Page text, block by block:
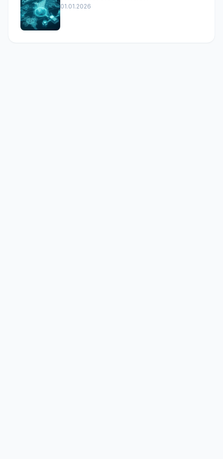
01.01.2026